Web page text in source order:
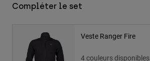
Compléter le set
Veste Ranger Fire
4 couleurs disponibles